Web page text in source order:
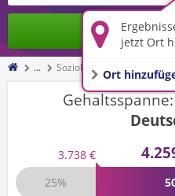
jetzt Ort
Ort
Jobs
... Soziologe/-in
3.738 €
25%